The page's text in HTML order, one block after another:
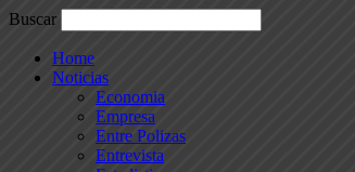
Buscar
Home
Noticias
Economia
Empresa
Entre Polizas
Entrevista